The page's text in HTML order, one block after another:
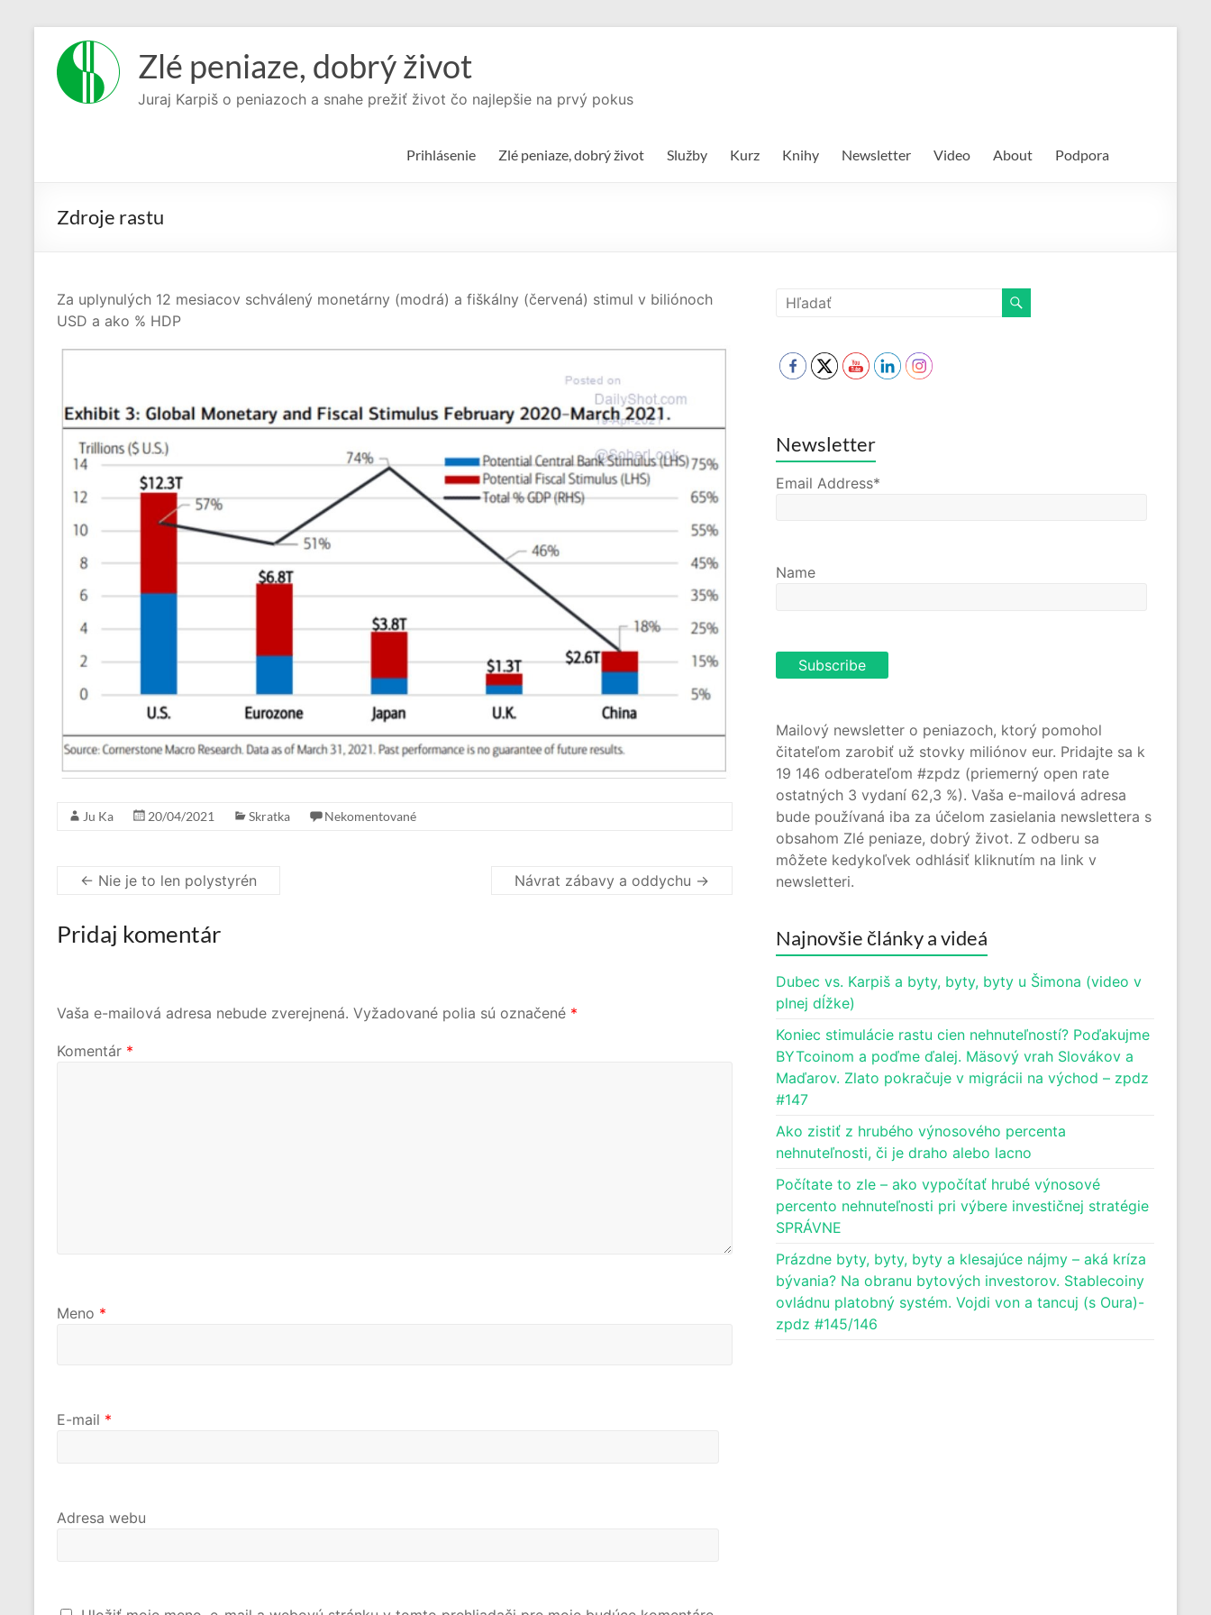
obsah
Zlé peniaze, dobrý život
Juraj Karpiš o peniazoch a snahe prežiť život čo najlepšie na prvý pokus
Prihlásenie Zlé peniaze, dobrý život Služby Kurz Knihy Newsletter Video About Podpora
Zdroje rastu
Za uplynulých 12 mesiacov schválený monetárny (modrá) a fiškálny (červená) stimul v biliónoch
USD a ako % HDP
Ju Ka 20/04/2021 Skratka Nekomentované
← Nie je to len polystyrén Návrat zábavy a oddychu →
Pridaj komentár
Vaša e-mailová adresa nebude zverejnená. Vyžadované polia sú označené *
Komentár *
Meno *
E-mail *
Adresa webu
Newsletter
Email Address*
Name
Mailový newsletter o peniazoch, ktorý pomohol
čitateľom zarobiť už stovky miliónov eur. Pridajte sa k
19 146 odberateľom #zpdz (priemerný open rate
ostatných 3 vydaní 62,3 %). Vaša e-mailová adresa
bude používaná iba za účelom zasielania newslettera s
obsahom Zlé peniaze, dobrý život. Z odberu sa
môžete kedykoľvek odhlásiť kliknutím na link v
newsletteri.
Najnovšie články a videá
Dubec vs. Karpiš a byty, byty, byty u Šimona (video v
plnej dĺžke)
Koniec stimulácie rastu cien nehnuteľností? Poďakujme
BYTcoinom a poďme ďalej. Mäsový vrah Slovákov a
Maďarov. Zlato pokračuje v migrácii na východ – zpdz
#147
Ako zistiť z hrubého výnosového percenta
nehnuteľnosti, či je draho alebo lacno
Počítate to zle – ako vypočítať hrubé výnosové
percento nehnuteľnosti pri výbere investičnej stratégie
SPRÁVNE
Prázdne byty, byty, byty a klesajúce nájmy – aká kríza
bývania? Na obranu bytových investorov. Stablecoiny
ovládnu platobný systém. Vojdi von a tancuj (s Oura)-
zpdz #145/146